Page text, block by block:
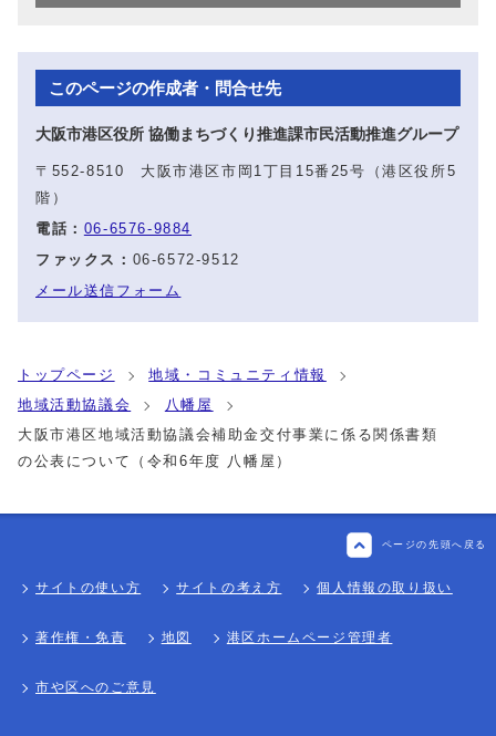
このページの作成者・問合せ先
大阪市港区役所 協働まちづくり推進課市民活動推進グループ
〒552-8510 大阪市港区市岡1丁目15番25号（港区役所5
階）
電話： 06-6576-9884
ファックス： 06-6572-9512
メール送信フォーム
トップページ
地域・コミュニティ情報
地域活動協議会
八幡屋
大阪市港区地域活動協議会補助金交付事業に係る関係書類
の公表について（令和6年度 八幡屋）
ページの先頭へ戻る
サイトの使い方 サイトの考え方 個人情報の取り扱い
著作権・免責 地図 港区ホームページ管理者
市や区へのご意見